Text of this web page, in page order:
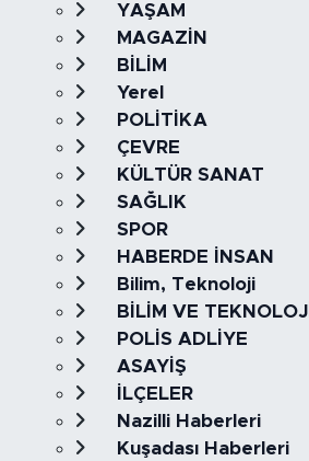
YAŞAM
MAGAZİN
BİLİM
Yerel
POLİTİKA
ÇEVRE
KÜLTÜR SANAT
SAĞLIK
SPOR
HABERDE İNSAN
Bilim, Teknoloji
BİLİM VE TEKNOLOJİ
POLİS ADLİYE
ASAYİŞ
İLÇELER
Nazilli Haberleri
Kuşadası Haberleri